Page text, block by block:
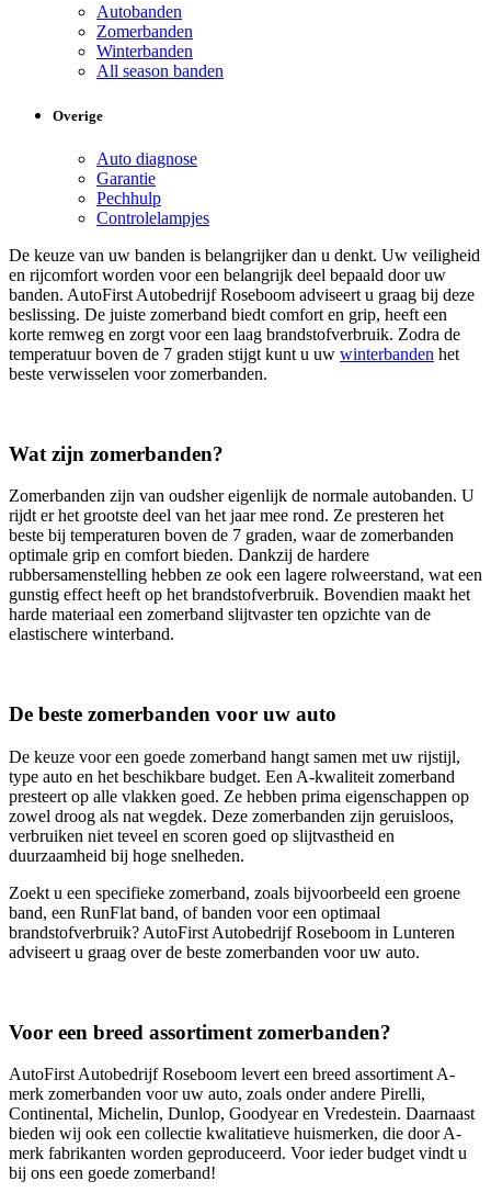
Autobanden
Zomerbanden
Winterbanden
All season banden
Overige
Auto diagnose
Garantie
Pechhulp
Controlelampjes
De keuze van uw banden is belangrijker dan u denkt. Uw veiligheid
en rijcomfort worden voor een belangrijk deel bepaald door uw
banden. AutoFirst Autobedrijf Roseboom adviseert u graag bij deze
beslissing. De juiste zomerband biedt comfort en grip, heeft een
korte remweg en zorgt voor een laag brandstofverbruik. Zodra de
temperatuur boven de 7 graden stijgt kunt u uw winterbanden het
beste verwisselen voor zomerbanden.
Wat zijn zomerbanden?
Zomerbanden zijn van oudsher eigenlijk de normale autobanden. U
rijdt er het grootste deel van het jaar mee rond. Ze presteren het
beste bij temperaturen boven de 7 graden, waar de zomerbanden
optimale grip en comfort bieden. Dankzij de hardere
rubbersamenstelling hebben ze ook een lagere rolweerstand, wat een
gunstig effect heeft op het brandstofverbruik. Bovendien maakt het
harde materiaal een zomerband slijtvaster ten opzichte van de
elastischere winterband.
De beste zomerbanden voor uw auto
De keuze voor een goede zomerband hangt samen met uw rijstijl,
type auto en het beschikbare budget. Een A-kwaliteit zomerband
presteert op alle vlakken goed. Ze hebben prima eigenschappen op
zowel droog als nat wegdek. Deze zomerbanden zijn geruisloos,
verbruiken niet teveel en scoren goed op slijtvastheid en
duurzaamheid bij hoge snelheden.
Zoekt u een specifieke zomerband, zoals bijvoorbeeld een groene
band, een RunFlat band, of banden voor een optimaal
brandstofverbruik? AutoFirst Autobedrijf Roseboom in Lunteren
adviseert u graag over de beste zomerbanden voor uw auto.
Voor een breed assortiment zomerbanden?
AutoFirst Autobedrijf Roseboom levert een breed assortiment A-
merk zomerbanden voor uw auto, zoals onder andere Pirelli,
Continental, Michelin, Dunlop, Goodyear en Vredestein. Daarnaast
bieden wij ook een collectie kwalitatieve huismerken, die door A-
merk fabrikanten worden geproduceerd. Voor ieder budget vindt u
bij ons een goede zomerband!